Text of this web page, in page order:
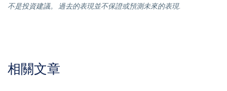
不是投資建議。 過去的表現並不保證或預測未來的表現.
相關文章